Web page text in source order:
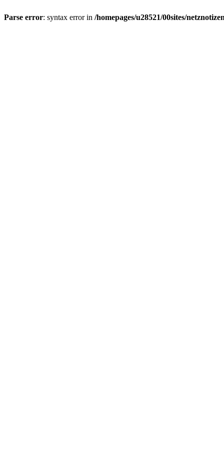
Parse error: syntax error in /homepages/u28521/00sites/